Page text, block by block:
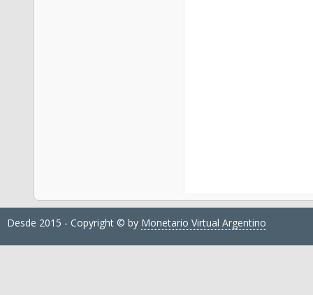
Desde 2015 - Copyright © by Monetario Virtual Argentino